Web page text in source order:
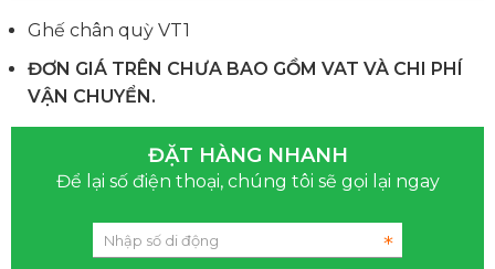
Ghế chân quỳ VT1
ĐƠN GIÁ TRÊN CHƯA BAO GỒM VAT VÀ CHI PHÍ
VẬN CHUYỂN.
ĐẶT HÀNG NHANH
Để lại số điện thoại, chúng tôi sẽ gọi lại ngay